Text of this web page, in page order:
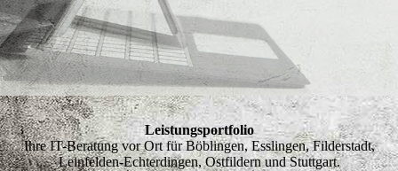
Leistungsportfolio
Ihre IT-Beratung vor Ort für Böblingen, Esslingen, Filderstadt,
Leinfelden-Echterdingen, Ostfildern und Stuttgart.